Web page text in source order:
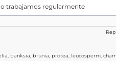
trabajamos regularmente
banksia, brunia, protea, leucosperm,